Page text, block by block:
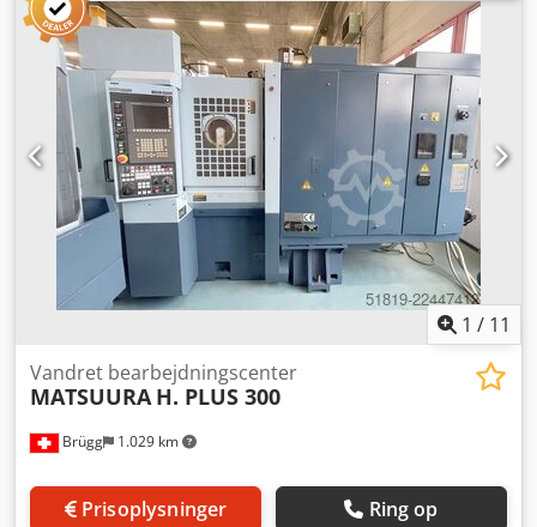
u1-u2/v1-v2), rundbord (NC / hydraulisk spænding): n x
360°, vertikal akse, rundborddiameter: 330 mm •
Pallefastspænding: 2 nulpunktsspændemoduler/bord •
Positionsmålesystem: absolutte positionsmålesystemer •
Positionstolerance x - y - z: 0,008 mm (VDI/DGQ 3441)
Yderligere oplysninger Codpoyyuwwjfx Akqsrf Maskinen er
stadig tilsluttet strøm
strøm efter aftale. Tekniske egenskaber: - 5-dobbelt
palletteveksler - ny spindel inkl. keramiske kuglelejer - ny
spindelkøler Tilbehør, viste værktøjer og
spændeanordninger medfølger kun, hvis det er angivet i
tillægsinformationen. Ændringer og fejl i de tekniske data
og oplysninger samt mellemsalg forbeholdes!
Crsdeyigaljpfx Akqef
1 / 11
Brügg 1.029 km
Vandret bearbejdningscenter
MATSUURA H. PLUS 300
Prisoplysninger Ring op